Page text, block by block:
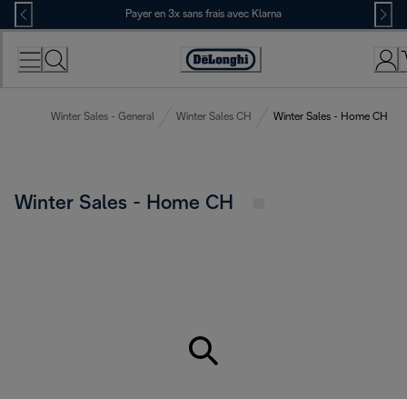
Skip
to
Content
Payer en 3x sans frais avec Klarna
Déclaration
Winter Sales - General Winter Sales CH Winter Sales - Home CH
Winter Sales - Home CH